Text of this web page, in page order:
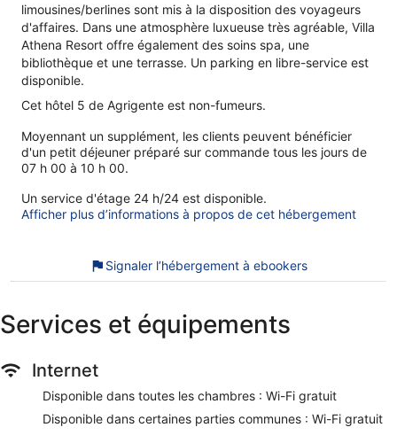
limousines/berlines sont mis à la disposition des voyageurs
d'affaires. Dans une atmosphère luxueuse très agréable, Villa
Athena Resort offre également des soins spa, une
bibliothèque et une terrasse. Un parking en libre-service est
disponible.
Cet hôtel 5 de Agrigente est non-fumeurs.
Moyennant un supplément, les clients peuvent bénéficier
d'un petit déjeuner préparé sur commande tous les jours de
07 h 00 à 10 h 00.
Un service d'étage 24 h/24 est disponible.
Afficher plus d’informations à propos de cet hébergement
Signaler l’hébergement à ebookers
Services et équipements
Internet
Disponible dans toutes les chambres : Wi-Fi gratuit
Disponible dans certaines parties communes : Wi-Fi gratuit